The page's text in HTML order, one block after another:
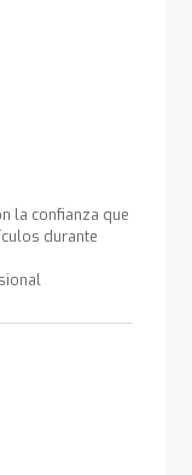
la confianza que
durante